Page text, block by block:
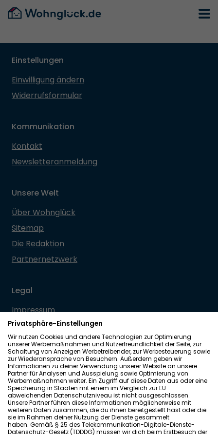
Einstellungen
Einwilligung ändern
Widerrufsformular
Kommunikation
Kontakt
Newsletteranmeldung
Unsere Welt
Über Wohnglück
Sitemap
Die Redaktion
Partnernetzwerk
Legal
Impressum
Datenschutz
Allgemeine Geschäftsbedingungen
Barrierefreiheit